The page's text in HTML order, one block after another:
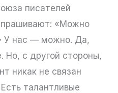
писателей
«Можно
У нас — можно. Да,
Но, с другой стороны,
никак не связан
талантливые